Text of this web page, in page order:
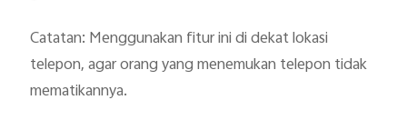
Catatan: Menggunakan fitur ini di dekat lokasi
telepon, agar orang yang menemukan telepon tidak
mematikannya.